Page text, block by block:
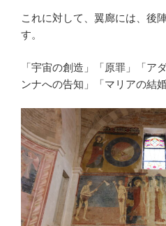
これに対して、翼廊には、後
す。
「宇宙の創造」「原罪」「ア
ンナへの告知」「マリアの結婚